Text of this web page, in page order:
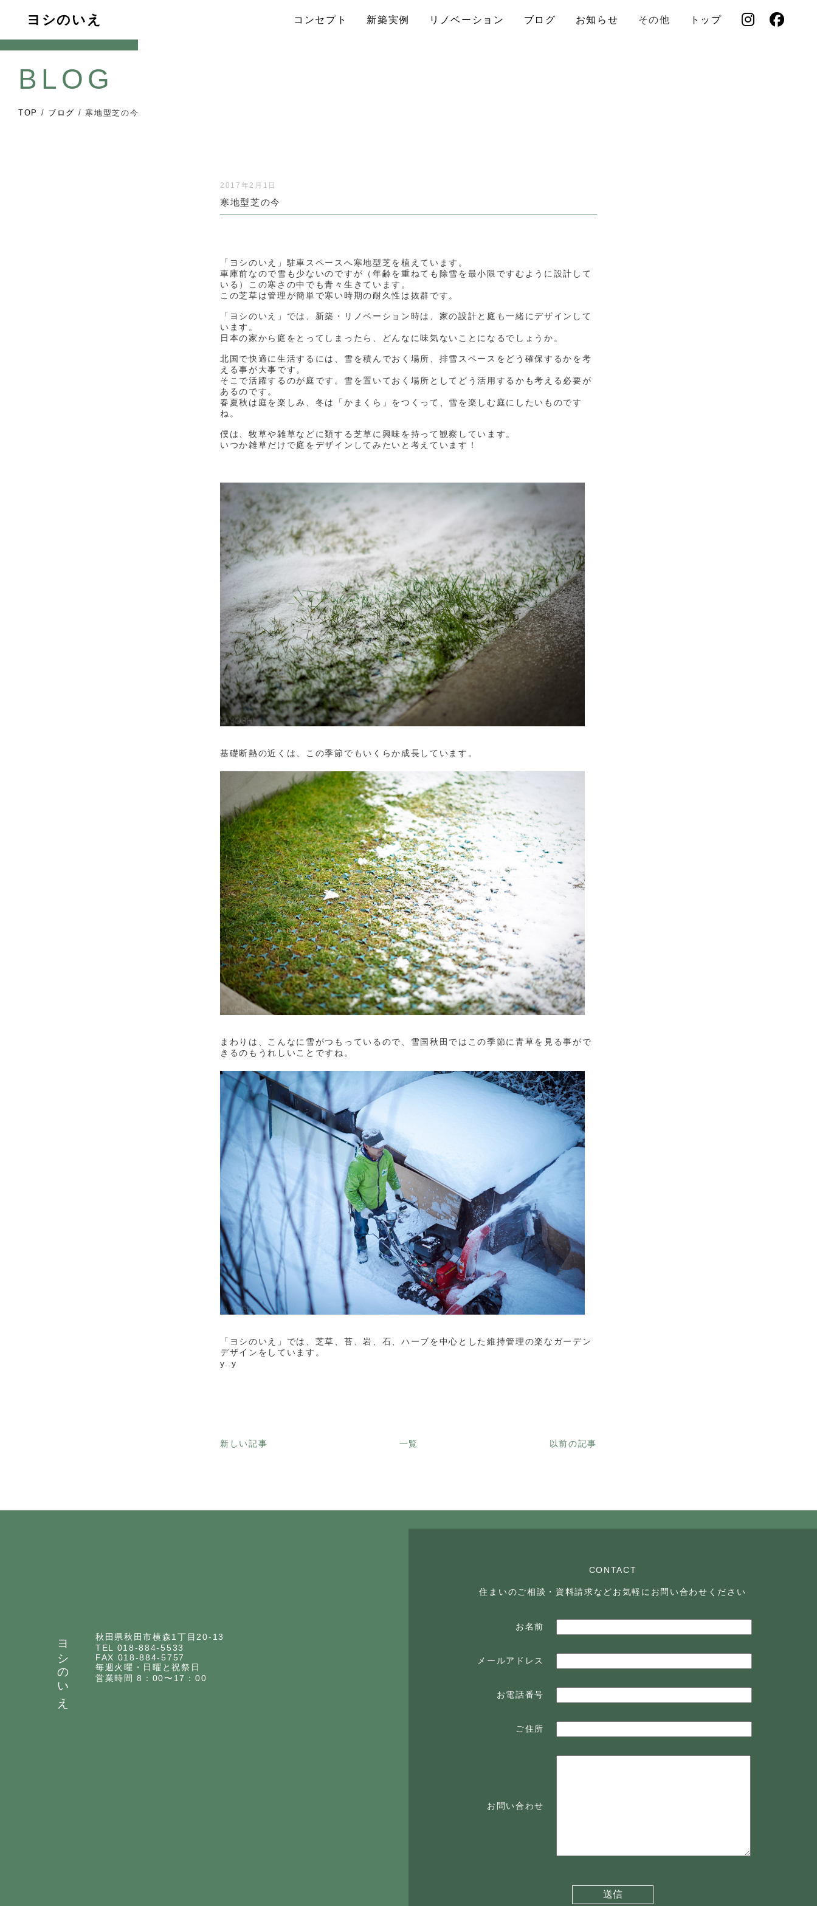
ヨシのいえ コンセプト 新築実例 リノベーション ブログ お知らせ その他 トップ
BLOG
TOP / ブログ / 寒地型芝の今
2017年2月1日
寒地型芝の今
「ヨシのいえ」駐車スペースへ寒地型芝を植えています。
車庫前なので雪も少ないのですが（年齢を重ねても除雪を最小限ですむように設計して
いる）この寒さの中でも青々生きています。
この芝草は管理が簡単で寒い時期の耐久性は抜群です。
「ヨシのいえ」では、新築・リノベーション時は、家の設計と庭も一緒にデザインして
います。
日本の家から庭をとってしまったら、どんなに味気ないことになるでしょうか。
北国で快適に生活するには、雪を積んでおく場所、排雪スペースをどう確保するかを考
える事が大事です。
そこで活躍するのが庭です。雪を置いておく場所としてどう活用するかも考える必要が
あるのです。
春夏秋は庭を楽しみ、冬は「かまくら」をつくって、雪を楽しむ庭にしたいものです
ね。
僕は、牧草や雑草などに類する芝草に興味を持って観察しています。
いつか雑草だけで庭をデザインしてみたいと考えています！
基礎断熱の近くは、この季節でもいくらか成長しています。
まわりは、こんなに雪がつもっているので、雪国秋田ではこの季節に青草を見る事がで
きるのもうれしいことですね。
「ヨシのいえ」では、芝草、苔、岩、石、ハーブを中心とした維持管理の楽なガーデン
デザインをしています。
y..y
新しい記事 一覧 以前の記事
CONTACT
住まいのご相談・資料請求などお気軽に お問い合わせください
お名前
メールアドレス
お電話番号
ご住所
お問い合わせ
ヨシのいえ
秋田県秋田市横森1丁目20-13
TEL 018-884-5533
FAX 018-884-5757
毎週火曜・日曜と祝祭日
営業時間 8：00〜17：00